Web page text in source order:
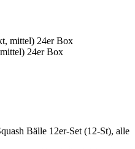
24er Box